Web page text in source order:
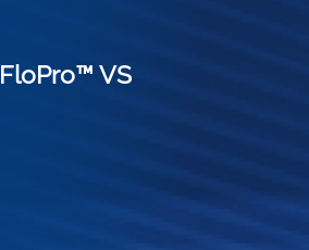
FloPro™ VS